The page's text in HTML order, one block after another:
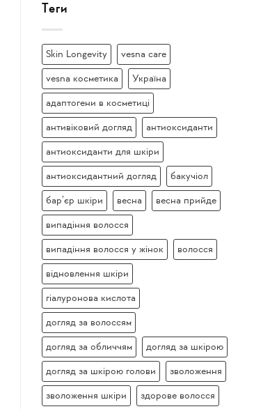
Теги
Skin Longevity vesna care
vesna косметика Україна
адаптогени в косметиці
антивіковий догляд антиоксиданти
антиоксиданти для шкіри
антиоксидантний догляд бакучіол
бар’єр шкіри весна весна прийде
випадіння волосся
випадіння волосся у жінок волосся
відновлення шкіри
гіалуронова кислота
догляд за волоссям
догляд за обличчям догляд за шкірою
догляд за шкірою голови зволоження
зволоження шкіри здорове волосся